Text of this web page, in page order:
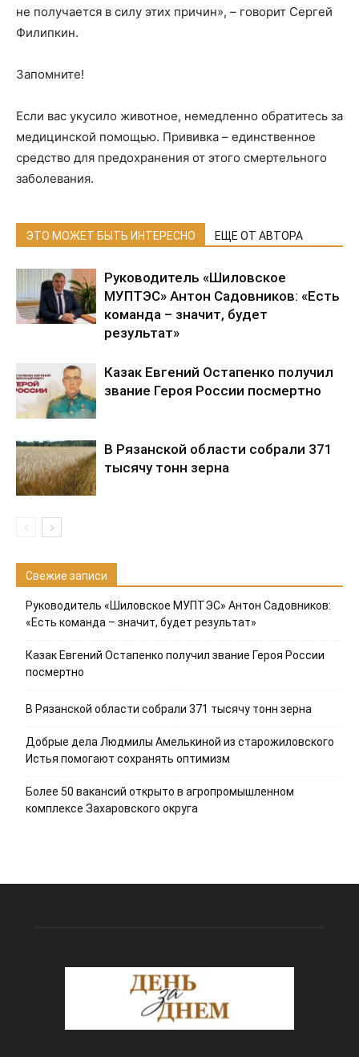
не получается в силу этих причин», – говорит Сергей
Филипкин.
Запомните!
Если вас укусило животное, немедленно обратитесь за
медицинской помощью. Прививка – единственное
средство для предохранения от этого смертельного
заболевания.
ЭТО МОЖЕТ БЫТЬ ИНТЕРЕСНО ЕЩЕ ОТ АВТОРА
Руководитель «Шиловское
МУПТЭС» Антон Садовников: «Есть
команда – значит, будет
результат»
Казак Евгений Остапенко получил
звание Героя России посмертно
В Рязанской области собрали 371
тысячу тонн зерна
Свежие записи
Руководитель «Шиловское МУПТЭС» Антон Садовников:
«Есть команда – значит, будет результат»
Казак Евгений Остапенко получил звание Героя России
посмертно
В Рязанской области собрали 371 тысячу тонн зерна
Добрые дела Людмилы Амелькиной из старожиловского
Истья помогают сохранять оптимизм
Более 50 вакансий открыто в агропромышленном
комплексе Захаровского округа